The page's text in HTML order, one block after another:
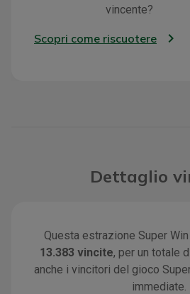
vincente?
Scopri come riscuotere
Dettaglio
Questa estrazione Super
13.383 vincite, per un totale
anche i vincitori del gioco
immediate.